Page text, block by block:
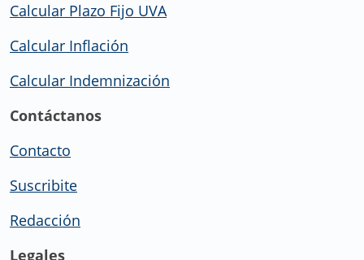
Calcular Plazo Fijo UVA
Calcular Inflación
Calcular Indemnización
Contáctanos
Contacto
Suscribite
Redacción
Legales